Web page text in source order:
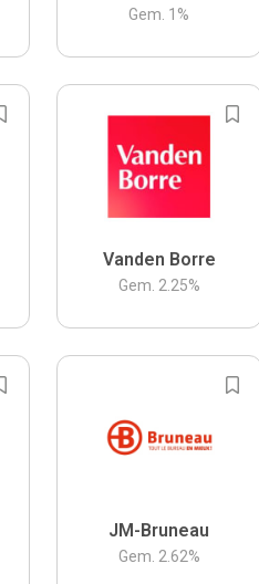
Gem. 1 %
Vanden Borre
Gem. 2.25%
JM-Bruneau
Gem. 2.62%